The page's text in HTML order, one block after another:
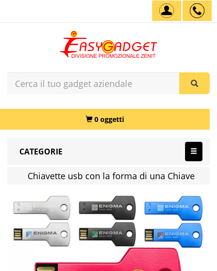
0 oggetti
CATEGORIE
Chiavette usb con la forma di una Chiave